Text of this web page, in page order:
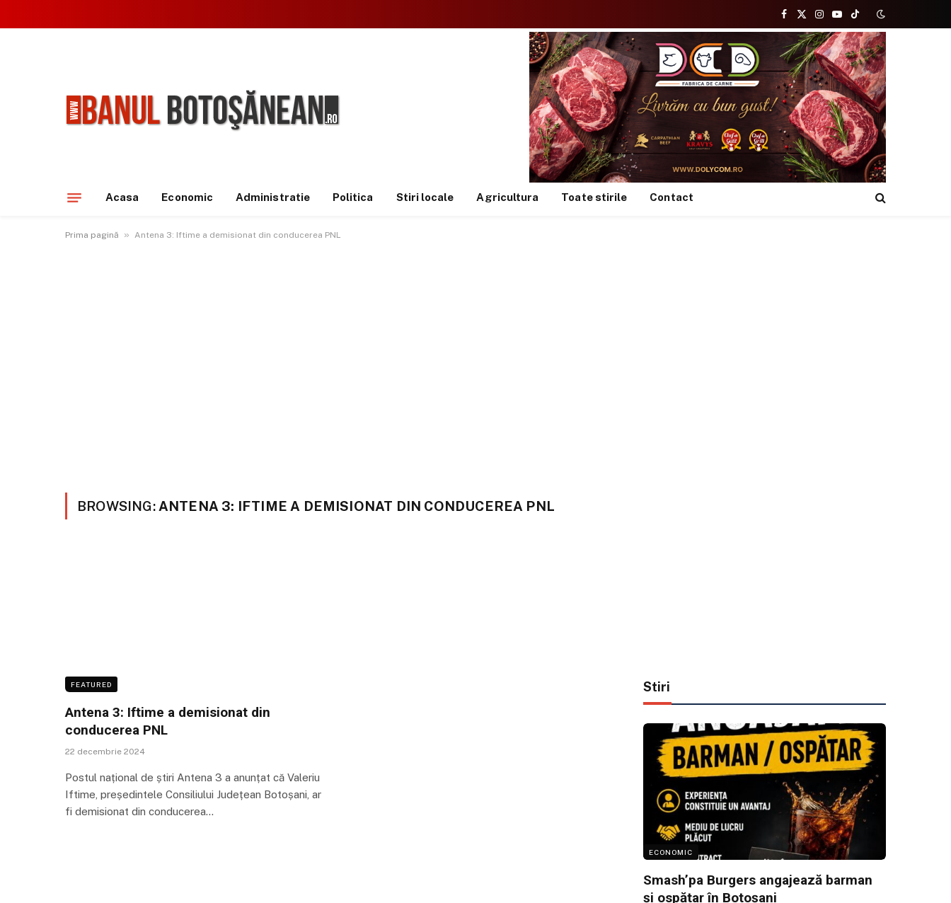
Facebook
X
(Twitter)
Instagram
YouTubeTikTok
Acasa Economic Administratie Politica Stiri locale Agricultura Toate stirile Contact
Prima pagină » Antena 3: Iftime a demisionat din conducerea PNL
BROWSING: ANTENA 3: IFTIME A DEMISIONAT DIN CONDUCEREA PNL
FEATURED
Antena 3: Iftime a demisionat din
conducerea PNL
22 decembrie 2024
Postul național de știri Antena 3 a anunțat că Valeriu
Iftime, președintele Consiliului Județean Botoșani, ar
fi demisionat din conducerea…
Stiri
ECONOMIC
Smash’pa Burgers angajează barman
și ospătar în Botoșani